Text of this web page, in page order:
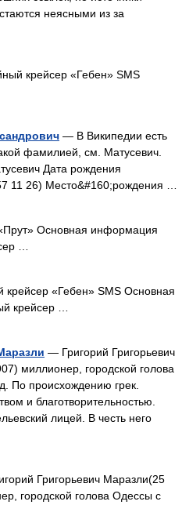
неясными из за
крейсер «Гебен» SMS
— В Википедии есть
фамилией, см. Матусевич.
Дата рождения
11 26) Место&#160;рождения …
Основная информация
…
«Гебен» SMS Основная
крейсер …
— Григорий Григорьевич
миллионер, городской голова
По происхождению грек.
и благотворительностью.
лицей. В честь него
Григорьевич Маразли(25
городской голова Одессы с